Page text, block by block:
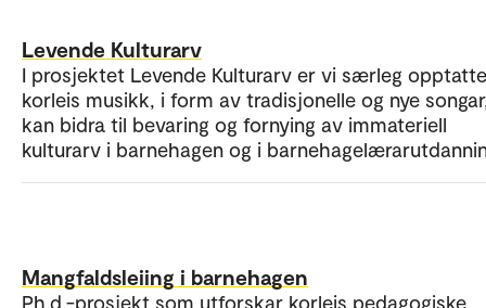
Levende Kulturarv
I prosjektet Levende Kulturarv er vi særleg
korleis musikk, i form av tradisjonelle og nye
kan bidra til bevaring og fornying av immateriell
kulturarv i barnehagen og i
Mangfaldsleiing i barnehagen
Ph.d.-prosjekt som utforskar korleis pedagogiske